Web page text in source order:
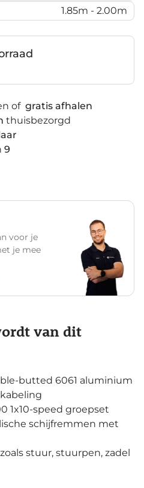
1.85m - 2.00m
of gratis afhalen
thuisbezorgd
9
voor je
je mee
van dit
butted 6061 aluminium
1x10-speed groepset
schijfremmen met
stuur, stuurpen, zadel